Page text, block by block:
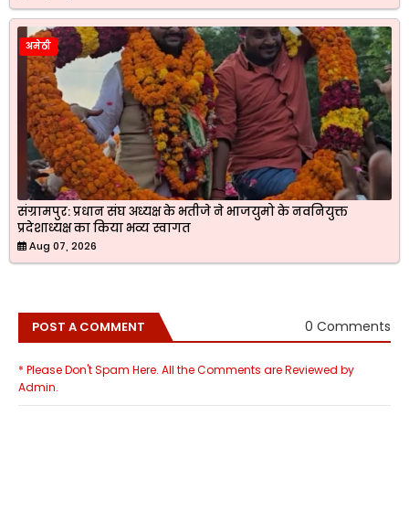
अमेठी
संग्रामपुर: प्रधान संघ अध्यक्ष के भतीजे ने भाजयुमो के नवनियुक्त
प्रदेशाध्यक्ष का किया भव्य स्वागत
Aug 07, 2026
POST A COMMENT 0 Comments
* Please Don't Spam Here. All the Comments are Reviewed by
Admin.